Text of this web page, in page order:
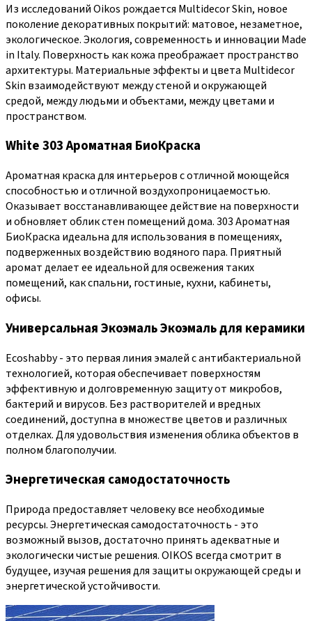
Из исследований Oikos рождается Multidecor Skin, новое
поколение декоративных покрытий: матовое, незаметное,
экологическое. Экология, современность и инновации Made
in Italy. Поверхность как кожа преображает пространство
архитектуры. Материальные эффекты и цвета Multidecor
Skin взаимодействуют между стеной и окружающей
средой, между людьми и объектами, между цветами и
пространством.
White 303 Ароматная БиоКраска
Ароматная краска для интерьеров с отличной моющейся
способностью и отличной воздухопроницаемостью.
Оказывает восстанавливающее действие на поверхности
и обновляет облик стен помещений дома. 303 Ароматная
БиоКраска идеальна для использования в помещениях,
подверженных воздействию водяного пара. Приятный
аромат делает ее идеальной для освежения таких
помещений, как спальни, гостиные, кухни, кабинеты,
офисы.
Универсальная Экоэмаль Экоэмаль для керамики
Ecoshabby - это первая линия эмалей с антибактериальной
технологией, которая обеспечивает поверхностям
эффективную и долговременную защиту от микробов,
бактерий и вирусов. Без растворителей и вредных
соединений, доступна в множестве цветов и различных
отделках. Для удовольствия изменения облика объектов в
полном благополучии.
Энергетическая самодостаточность
Природа предоставляет человеку все необходимые
ресурсы. Энергетическая самодостаточность - это
возможный вызов, достаточно принять адекватные и
экологически чистые решения. OIKOS всегда смотрит в
будущее, изучая решения для защиты окружающей среды и
энергетической устойчивости.